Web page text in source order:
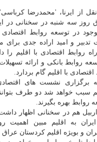
از ایرنا، 'محمدرضا
روز سه شنبه در سخنانی در
در توسعه روابط اقتصادی
تدبیر و امید اراده جدی برای
روابط اقتصادی با اقلیم را
روابط بانكی و ارائه
با اقلیم گام بردارد.
برگزاری نشست های
سبب خواهد شد دو طرف
روابط بهره بگیرند.
اربیل هم در سخنانی اظهار
به اقلیم مبین اهمیت
و بویژه اقلیم كردستان